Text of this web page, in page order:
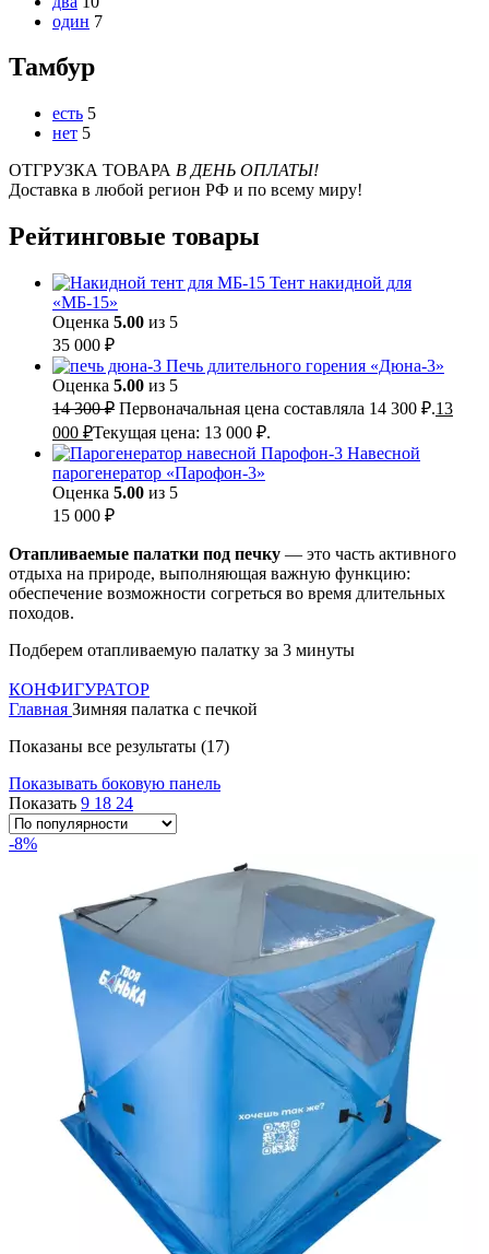
один 7
Тамбур
есть 5
нет 5
ОТГРУЗКА ТОВАРА В ДЕНЬ ОПЛАТЫ!
Доставка в любой регион РФ и по всему миру!
Рейтинговые товары
Тент накидной для
«МБ-15»
Оценка 5.00 из 5
35 000 ₽
Печь длительного горения «Дюна-3»
Оценка 5.00 из 5
14 300₽ Первоначальная цена составляла 14 300 ₽.13
000 ₽Текущая цена: 13 000 ₽.
Навесной
парогенератор «Парофон-3»
Оценка 5.00 из 5
15 000 ₽
Отапливаемые палатки под печку — это часть активного
отдыха на природе, выполняющая важную функцию:
обеспечение возможности согреться во время длительных
походов.
Подберем отапливаемую палатку за 3 минуты
КОНФИГУРАТОР
Главная Зимняя палатка с печкой
Показаны все результаты (17)
Показывать боковую панель
Показать 9 18 24
-8%